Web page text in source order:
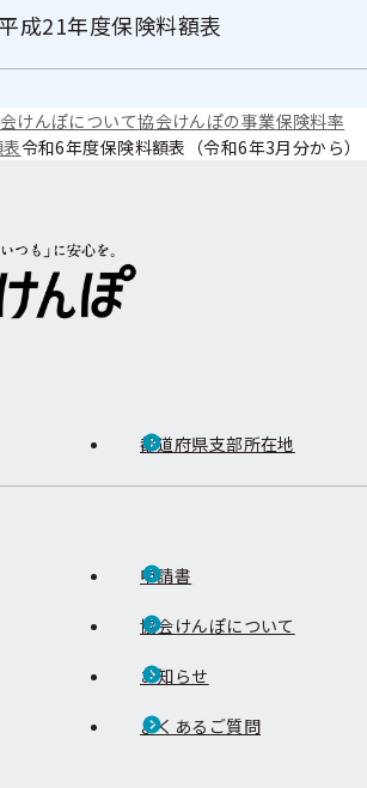
成21年度保険料額表
けんぽについて協会けんぽの事業保険料率
令和6年度保険料額表（令和6年3月分から）
都道府県支部所在地
申請書
協会けんぽについて
お知らせ
よくあるご質問